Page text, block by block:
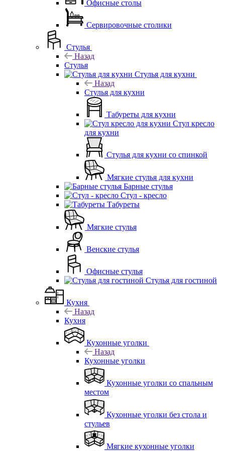
Офисные столы
Сервировочные столики
Стулья
Назад
Стулья
Стулья для кухни
Назад
Стулья для кухни
Табуреты для кухни
Стул кресло
для кухни
Стулья для кухни со спинкой
Мягкие стулья для кухни
Барные стулья
Стул - кресло
Табуреты
Мягкие стулья
Венские стулья
Офисные стулья
Стулья для гостиной
Кухня
Назад
Кухня
Кухонные уголки
Назад
Кухонные уголки
Кухонные уголки со спальным
местом
Кухонные уголки без стола и
стульев
Мягкие кухонные уголки